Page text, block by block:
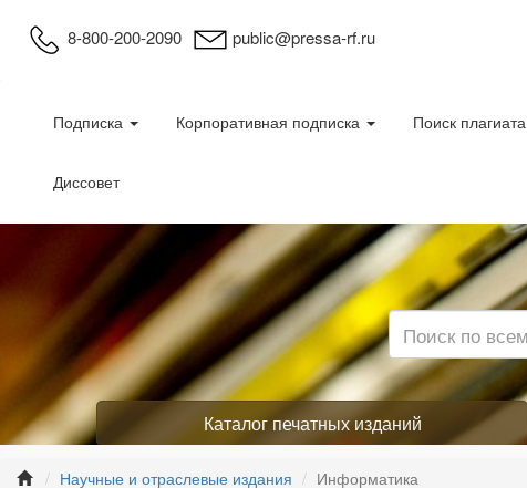
8-800-200-2090 public@pressa-rf.ru
Подписка Корпоративная подписка Поиск плагиата
Диссовет
Каталог печатных изданий
Научные и отраслевые издания Информатика